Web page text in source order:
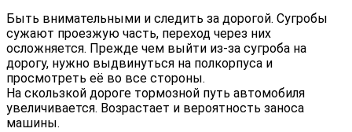
Быть внимательными и следить за дорогой. Сугробы
сужают проезжую часть, переход через них
осложняется. Прежде чем выйти из-за сугроба на
дорогу, нужно выдвинуться на полкорпуса и
просмотреть её во все стороны.
На скользкой дороге тормозной путь автомобиля
увеличивается. Возрастает и вероятность заноса
машины.